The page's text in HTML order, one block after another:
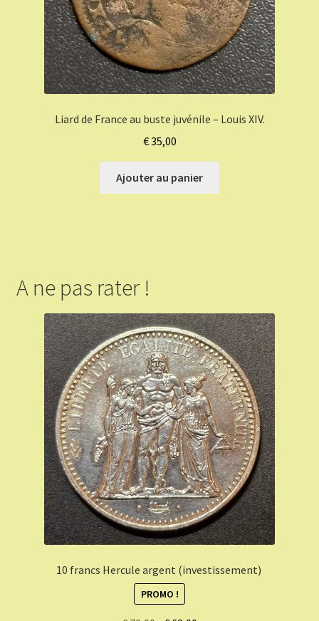
Liard de France au buste juvénile – Louis XIV.
€35,00
Ajouter au panier
A ne pas rater !
10 francs Hercule argent (investissement)
PROMO !